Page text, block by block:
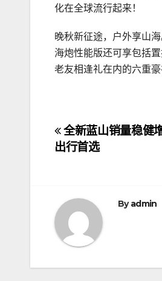
化在全球流行起来！
晚秋新征途，户外享山
海炮性能版还可享包括
老友相逢礼在内的六重
文
章
航
全新蓝山销量稳健
出行首选
Byadmin